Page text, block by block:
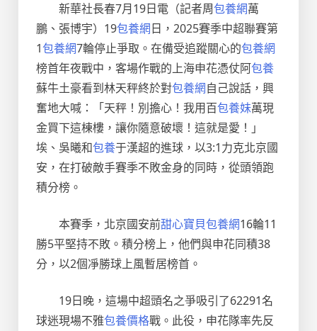
新華社長春7月19日電（記者周包養網萬
鵬、張博宇）19包養網日，2025賽季中超聯賽第
1包養網7輪停止爭取。在備受追蹤關心的包養網
榜首年夜戰中，客場作戰的上海申花憑仗阿包養
蘇牛土豪看到林天秤終於對包養網自己說話，興
奮地大喊：「天秤！別擔心！我用百包養妹萬現
金買下這棟樓，讓你隨意破壞！這就是愛！」
埃、吳曦和包養于漢超的進球，以3:1力克北京國
安，在打破敵手賽季不敗金身的同時，從頭領跑
積分榜。
本賽季，北京國安前甜心寶貝包養網16輪11
勝5平堅持不敗。積分榜上，他們與申花同積38
分，以2個凈勝球上風暫居榜首。
19日晚，這場中超頭名之爭吸引了62291名
球迷現場不雅包養價格戰。此役，申花隊率先反